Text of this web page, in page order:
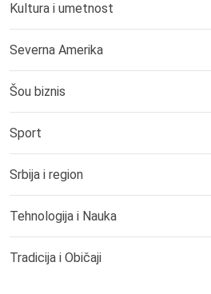
Kultura i umetnost
Severna Amerika
Šou biznis
Sport
Srbija i region
Tehnologija i Nauka
Tradicija i Običaji